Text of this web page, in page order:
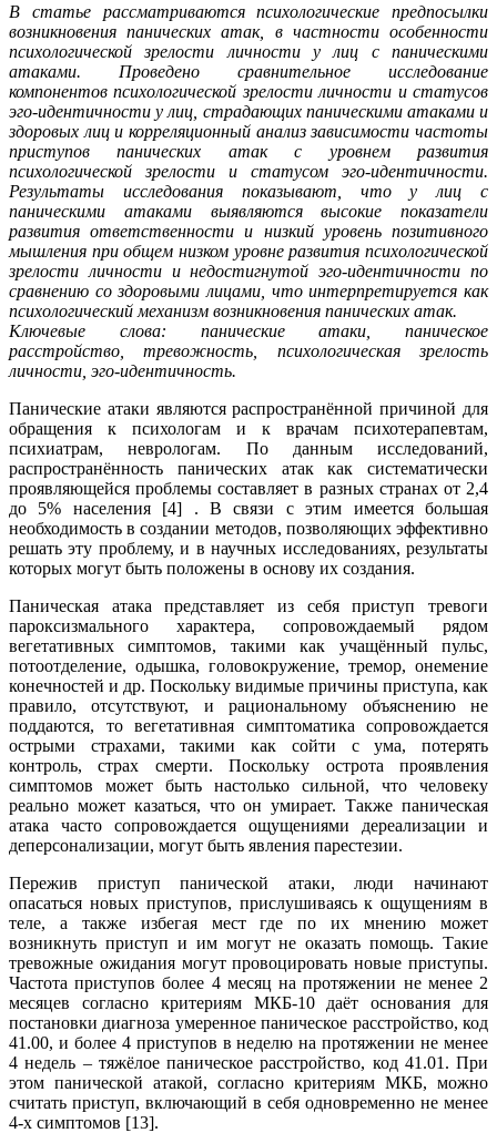
В статье рассматриваются психологические предпосылки
возникновения панических атак, в частности особенности
психологической зрелости личности у лиц с паническими
атаками. Проведено сравнительное исследование
компонентов психологической зрелости личности и статусов
эго-идентичности у лиц, страдающих паническими атаками и
здоровых лиц и корреляционный анализ зависимости частоты
приступов панических атак с уровнем развития
психологической зрелости и статусом эго-идентичности.
Результаты исследования показывают, что у лиц с
паническими атаками выявляются высокие показатели
развития ответственности и низкий уровень позитивного
мышления при общем низком уровне развития психологической
зрелости личности и недостигнутой эго-идентичности по
сравнению со здоровыми лицами, что интерпретируется как
психологический механизм возникновения панических атак.
Ключевые слова: панические атаки, паническое
расстройство, тревожность, психологическая зрелость
личности, эго-идентичность.
Панические атаки являются распространённой причиной для
обращения к психологам и к врачам психотерапевтам,
психиатрам, неврологам. По данным исследований,
распространённость панических атак как систематически
проявляющейся проблемы составляет в разных странах от 2,4
до 5% населения [4] . В связи с этим имеется большая
необходимость в создании методов, позволяющих эффективно
решать эту проблему, и в научных исследованиях, результаты
которых могут быть положены в основу их создания.
Паническая атака представляет из себя приступ тревоги
пароксизмального характера, сопровождаемый рядом
вегетативных симптомов, такими как учащённый пульс,
потоотделение, одышка, головокружение, тремор, онемение
конечностей и др. Поскольку видимые причины приступа, как
правило, отсутствуют, и рациональному объяснению не
поддаются, то вегетативная симптоматика сопровождается
острыми страхами, такими как сойти с ума, потерять
контроль, страх смерти. Поскольку острота проявления
симптомов может быть настолько сильной, что человеку
реально может казаться, что он умирает. Также паническая
атака часто сопровождается ощущениями дереализации и
деперсонализации, могут быть явления парестезии.
Пережив приступ панической атаки, люди начинают
опасаться новых приступов, прислушиваясь к ощущениям в
теле, а также избегая мест где по их мнению может
возникнуть приступ и им могут не оказать помощь. Такие
тревожные ожидания могут провоцировать новые приступы.
Частота приступов более 4 месяц на протяжении не менее 2
месяцев согласно критериям МКБ-10 даёт основания для
постановки диагноза умеренное паническое расстройство, код
41.00, и более 4 приступов в неделю на протяжении не менее
4 недель – тяжёлое паническое расстройство, код 41.01. При
этом панической атакой, согласно критериям МКБ, можно
считать приступ, включающий в себя одновременно не менее
4-х симптомов [13].